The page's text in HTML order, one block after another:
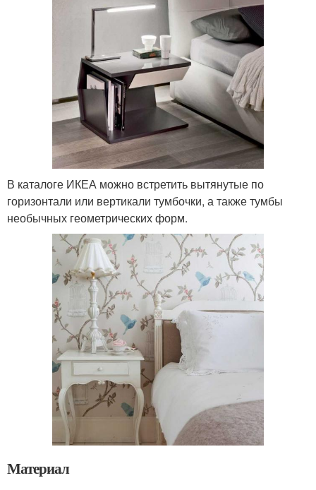
В каталоге ИКЕА можно встретить вытянутые по
горизонтали или вертикали тумбочки, а также тумбы
необычных геометрических форм.
Материал